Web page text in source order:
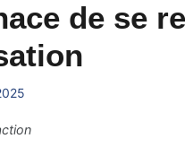
de se